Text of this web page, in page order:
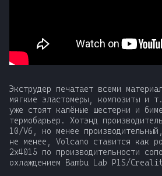
к
а
Экструдер печатает всеми
мягкие эластомеры, композиты и
уже стоят калёные шестерни и
термобарьер. Хотэнд
10/V6, но менее
не менее, Volcano ставится как
2x4015 по производительности
охлаждением Bambu Lab P1S/